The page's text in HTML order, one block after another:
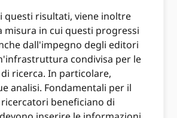
questi risultati, viene inoltre
misura in cui questi progressi
dall'impegno degli editori
condivisa per le
ricerca. In particolare,
analisi. Fondamentali per il
beneficiano di